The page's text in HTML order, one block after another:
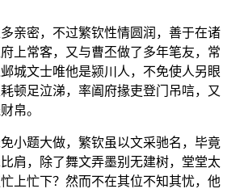
亲密，不过繁钦性情圆润，善于在诸
上常客，又与曹丕做了多年笔友，常
城文士唯他是颍川人，不免使人另眼
顿足泣涕，率阖府掾吏登门吊唁，又
帛。
小题大做，繁钦虽以文采驰名，毕竟
肩，除了舞文弄墨别无建树，堂堂太
上忙下？然而不在其位不知其忧，他